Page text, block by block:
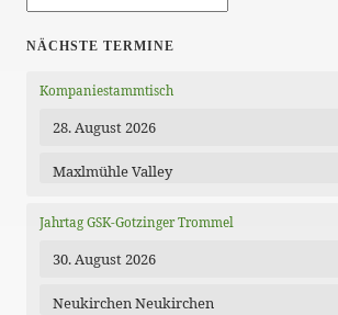
NÄCHSTE TERMINE
Kompaniestammtisch
28. August 2026
Maxlmühle Valley
Jahrtag GSK-Gotzinger Trommel
30. August 2026
Neukirchen Neukirchen